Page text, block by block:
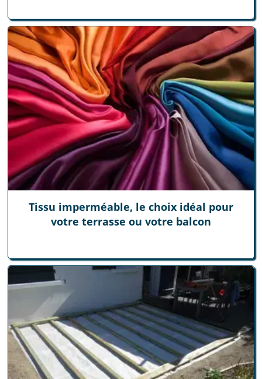
Tissu imperméable, le choix idéal pour
votre terrasse ou votre balcon